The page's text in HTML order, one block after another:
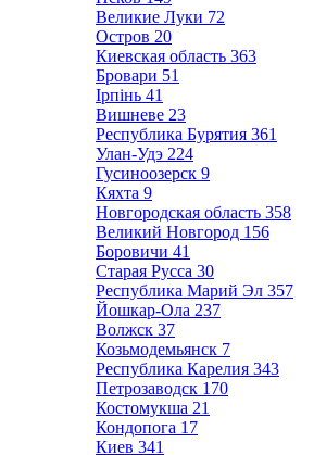
Великие Луки 72
Остров 20
Киевская область 363
Бровари 51
Ірпінь 41
Вишневе 23
Республика Бурятия 361
Улан-Удэ 224
Гусиноозерск 9
Кяхта 9
Новгородская область 358
Великий Новгород 156
Боровичи 41
Старая Русса 30
Республика Марий Эл 357
Йошкар-Ола 237
Волжск 37
Козьмодемьянск 7
Республика Карелия 343
Петрозаводск 170
Костомукша 21
Кондопога 17
Киев 341